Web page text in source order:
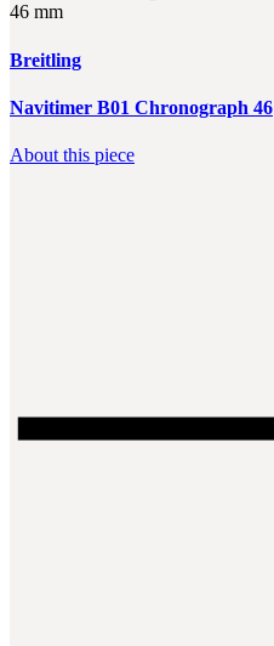
46 mm
Breitling
Navitimer B01 Chronograph 46
About this piece